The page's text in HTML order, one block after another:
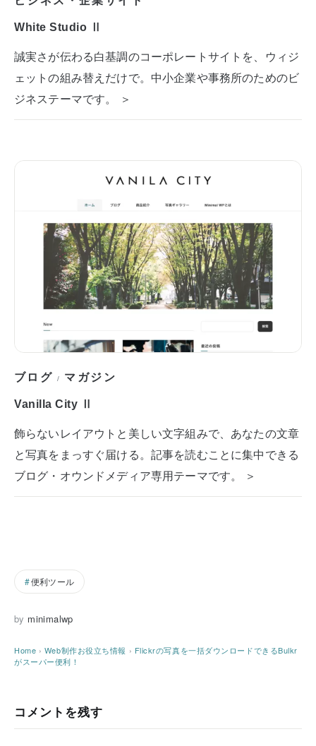
White Studio Ⅱ
誠実さが伝わる白基調のコーポレートサイトを、ウィジ
ェットの組み替えだけで。中小企業や事務所のためのビ
ジネステーマです。 ＞
ブログ / マガジン
Vanilla City Ⅱ
飾らないレイアウトと美しい文字組みで、あなたの文章
と写真をまっすぐ届ける。記事を読むことに集中できる
ブログ・オウンドメディア専用テーマです。 ＞
便利ツール
by minimalwp
Home › Web制作お役立ち情報 › Flickrの写真を一括ダウンロードできるBulkr
がスーパー便利！
コメントを残す